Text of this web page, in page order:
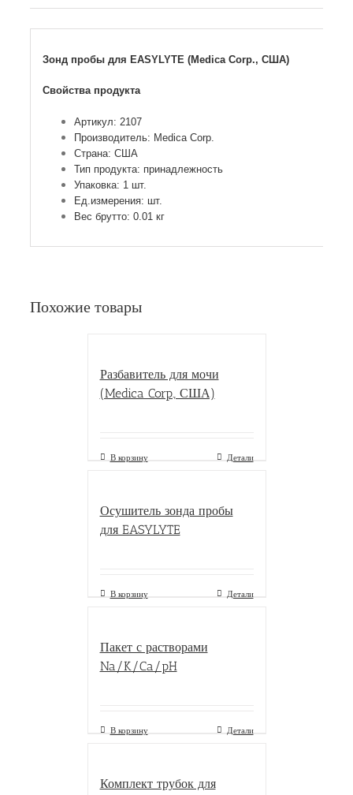
Зонд пробы для EASYLYTE (Medica Corp., США)
Свойства продукта
Артикул: 2107
Производитель: Medica Corp.
Страна: США
Тип продукта: принадлежность
Упаковка: 1 шт.
Ед.измерения: шт.
Вес брутто: 0.01 кг
Похожие товары
Разбавитель для мочи
(Medica Corp., США)
В корзину Детали
Осушитель зонда пробы
для EASYLYTE
В корзину Детали
Пакет с растворами
Na/K/Ca/pH
В корзину Детали
Комплект трубок для